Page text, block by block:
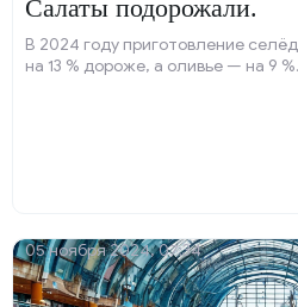
Салаты подорожали.
В 2024 году приготовление
на 13 % дороже, а оливье — на 9 %.
05 ноября 2024, 07:34